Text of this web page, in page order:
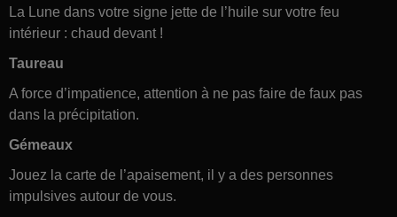
La Lune dans votre signe jette de l’huile sur votre feu
intérieur : chaud devant !
Taureau
A force d’impatience, attention à ne pas faire de faux pas
dans la précipitation.
Gémeaux
Jouez la carte de l’apaisement, il y a des personnes
impulsives autour de vous.